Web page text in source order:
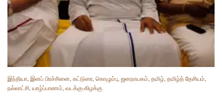
இந்தியா, இனப் பிரச்சினை, கட்டுரை, கொழும்பு, ஜனநாயகம், தமிழ், தமிழ்த் தேசியம்,
நல்லாட்சி, யாழ்ப்பாணம், வடக்கு-கிழக்கு